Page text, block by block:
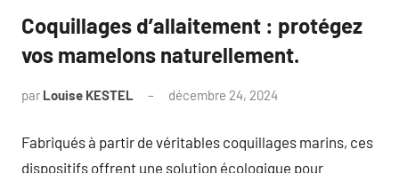
Coquillages d’allaitement : protégez
vos mamelons naturellement.
par Louise KESTEL décembre 24, 2024
Fabriqués à partir de véritables coquillages marins, ces
dispositifs offrent une solution écologique pour